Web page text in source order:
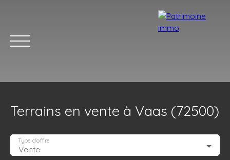
Terrains en vente à Vaas (72500)
Vente
Type d'offre